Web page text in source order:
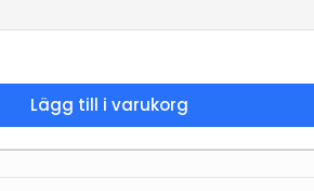
Lägg till i varukorg